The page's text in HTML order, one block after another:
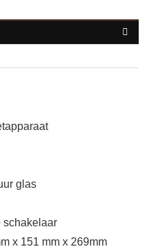
glas
schakelaar
x 151 mm x 269mm